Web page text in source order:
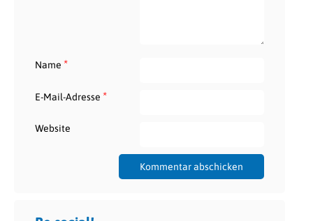
Name *
E-Mail-Adresse *
Website